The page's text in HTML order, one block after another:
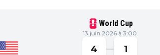
World Cup
13 juin 2026 à 3:00
4 1